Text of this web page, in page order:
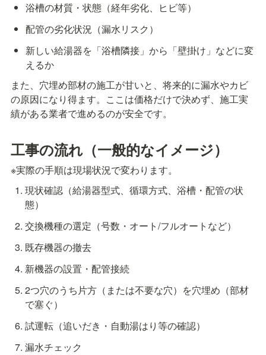
浴槽の材質・状態（経年劣化、ヒビ等）
配管の劣化状況（漏水リスク）
新しい給湯器を「浴槽隣接」から「壁掛け」などに変
えるか
また、穴埋め部材の施工が甘いと、将来的に漏水やカビ
の原因になり得ます。ここは価格だけで決めず、施工実
績がある業者で進めるのが安全です。
工事の流れ（一般的なイメージ）
※実際の手順は現場状況で変わります。
現状確認（給湯器型式、循環方式、浴槽・配管の状
態）
交換機種の選定（号数・オート/フルオートなど）
既存機器の撤去
新機器の設置・配管接続
2つ穴のうち片方（または不要な穴）を穴埋め（部材
で塞ぐ）
試運転（追いだき・自動湯はり等の確認）
漏水チェック